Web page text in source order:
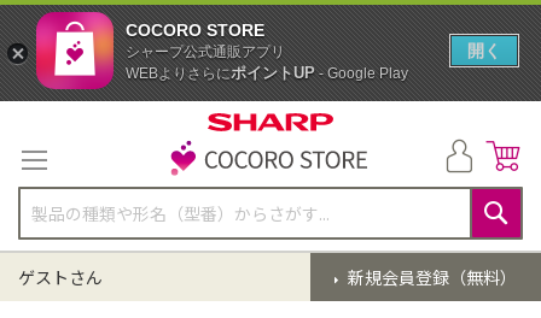
テ
ン
ツ
に
ス
キ
ッ
検
索
新規会員登録（無料）
ゲストさん
COCORO STORE
シャープ公式通販アプリ
WEBよりさらにポイントUP- Google Play
開く